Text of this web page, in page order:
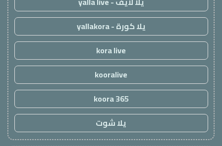
يلا كورة - yallakora
kora live
kooralive
koora 365
يلا شوت